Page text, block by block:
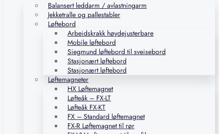
Balansert leddarm / avlastningarm
Jekketralle og pallestabler
Løftebord
Arbeidskrakk høydejusterbare
Mobile løftebord
Siegmund løftebord til sveisebord
Stasjonært løftebord
Stasjonært løftebord
Løftemagneter
HX Løftemagnet
Løfteåk – FX-LT
Løfteåk FX-KT
FX – Standard løftemagnet
FX-R Løftemagnet til rør